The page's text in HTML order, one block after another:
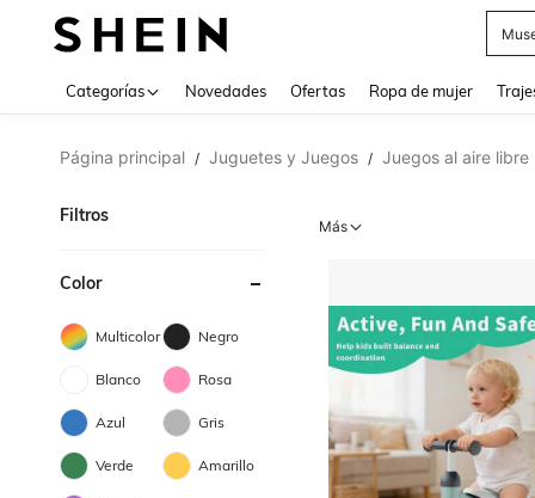
Categorías Novedades Ofertas Ropa de mujer
Página principal / Juguetes y Juegos / Juegos al aire libre
Filtros
Color
Multicolor Negro
Blanco Rosa
Azul Gris
Verde Amarillo
Más